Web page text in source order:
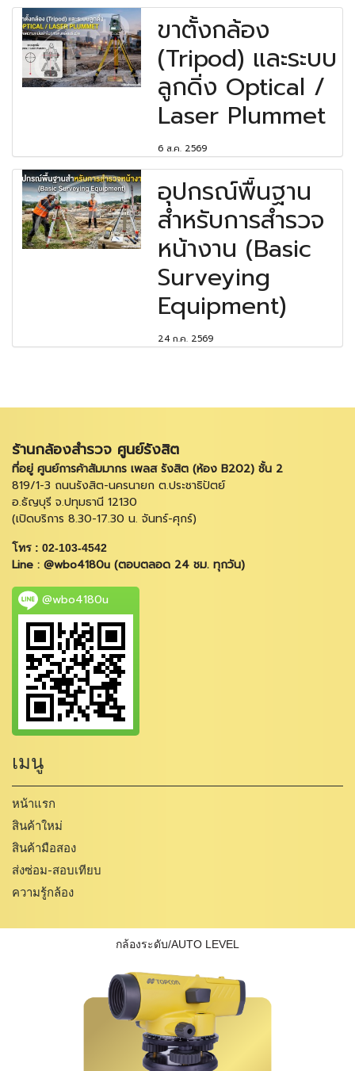
ขาตั้งกล้อง
(Tripod) และระบบ
ลูกดิ่ง Optical /
Laser Plummet
6 ส.ค. 2569
อุปกรณ์พื้นฐาน
สำหรับการสำรวจ
หน้างาน (Basic
Surveying
Equipment)
24 ก.ค. 2569
ร้านกล้องสำรวจ ศูนย์รังสิต
ที่อยู่ ศูนย์การค้าสัมมากร เพลส รังสิต (ห้อง B202) ชั้น 2
819/1-3 ถนนรังสิต-นครนายก ต.ประชาธิปัตย์
อ.ธัญบุรี จ.ปทุมธานี 12130
(เปิดบริการ 8.30-17.30 น. จันทร์-ศุกร์)
โทร : 02-103-4542
Line : @wbo4180u (ตอบตลอด 24 ชม. ทุกวัน)
@wbo4180u
เมนู
หน้าแรก
สินค้าใหม่
สินค้ามือสอง
ส่งซ่อม-สอบเทียบ
ความรู้กล้อง
กล้องระดับ/AUTO LEVEL